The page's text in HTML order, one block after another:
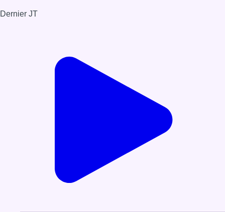
Dernier JT